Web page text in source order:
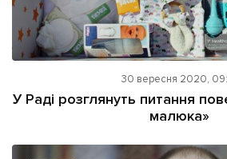
30 вересня 2020,
У Раді розглянуть питання
малюка»